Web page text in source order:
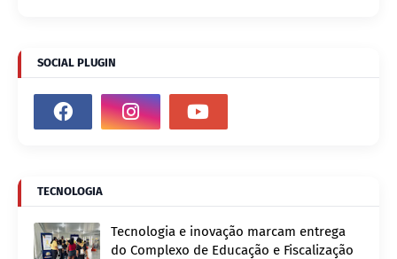
SOCIAL PLUGIN
TECNOLOGIA
Tecnologia e inovação marcam entrega
do Complexo de Educação e Fiscalização